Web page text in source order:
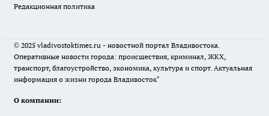
Редакционная политика
© 2025 vladivostoktimes.ru - новостной портал Владивостока.
Оперативные новости города: происшествия, криминал, ЖКХ,
транспорт, благоустройство, экономика, культура и спорт. Актуальная
информация о жизни города Владивосток"
О компании: